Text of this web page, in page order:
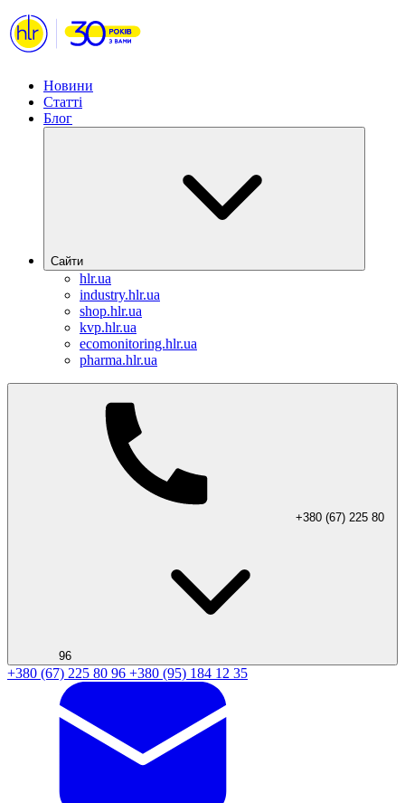
Новини
Статті
Блог
Сайти
hlr.ua
industry.hlr.ua
shop.hlr.ua
kvp.hlr.ua
ecomonitoring.hlr.ua
pharma.hlr.ua
+380 (67) 225 80
96
+380 (67) 225 80 96 +380 (95) 184 12 35